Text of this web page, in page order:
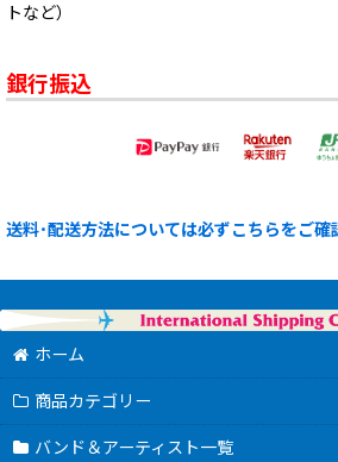
トなど）
銀行振込
送料･配送方法については必ずこちらをご確
ホーム
商品カテゴリー
バンド＆アーティスト一覧